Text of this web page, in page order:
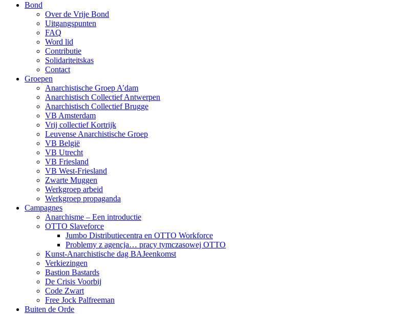
Bond
Over de Vrije Bond
Uitgangspunten
FAQ
Word lid
Contributie
Solidariteitskas
Contact
Groepen
Anarchistische Groep A’dam
Anarchistisch Collectief Antwerpen
Anarchistisch Collectief Brugge
VB Amsterdam
Vrij collectief Kortrijk
Leuvense Anarchistische Groep
VB België
VB Utrecht
VB Friesland
VB West-Friesland
Zwarte Muggen
Werkgroep arbeid
Werkgroep propaganda
Campagnes
Anarchisme – Een introductie
OTTO Slaveforce
Jumbo Distributiecentra en OTTO Workforce
Problemy z agencja… pracy tymczasowej OTTO
Kunst-Anarchistische dag BAJeenkomst
Verkiezingen
Bastion Bastards
De Crisis Voorbij
Code Zwart
Free Jock Palfreeman
Buiten de Orde